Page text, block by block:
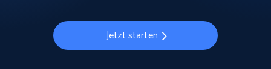
Jetzt starten